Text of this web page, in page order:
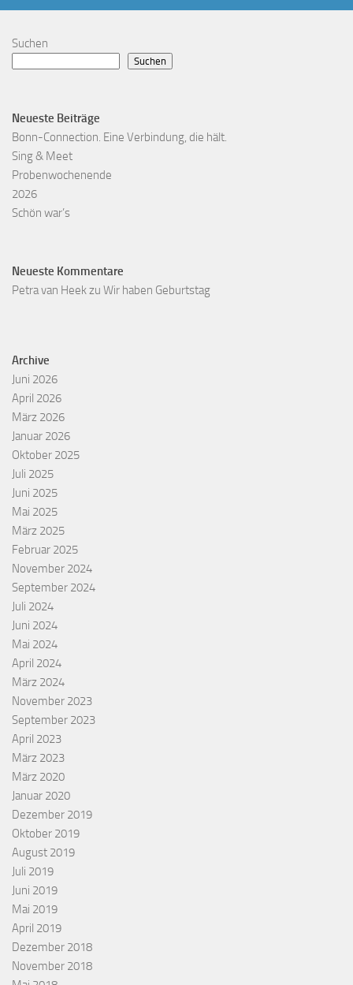
Suchen
Suchen
Neueste Beiträge
Bonn-Connection. Eine Verbindung, die hält.
Sing & Meet
Probenwochenende
2026
Schön war’s
Neueste Kommentare
Petra van Heekzu Wir haben Geburtstag
Archive
Juni 2026
April 2026
März 2026
Januar 2026
Oktober 2025
Juli 2025
Juni 2025
Mai 2025
März 2025
Februar 2025
November 2024
September 2024
Juli 2024
Juni 2024
Mai 2024
April 2024
März 2024
November 2023
September 2023
April 2023
März 2023
März 2020
Januar 2020
Dezember 2019
Oktober 2019
August 2019
Juli 2019
Juni 2019
Mai 2019
April 2019
Dezember 2018
November 2018